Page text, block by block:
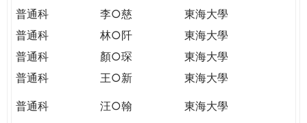
普通科
李○慈
東海大學
普通科
林○阡
東海大學
普通科
顏○琛
東海大學
普通科
王○新 東海大學
普通科 汪○翰
東海大學